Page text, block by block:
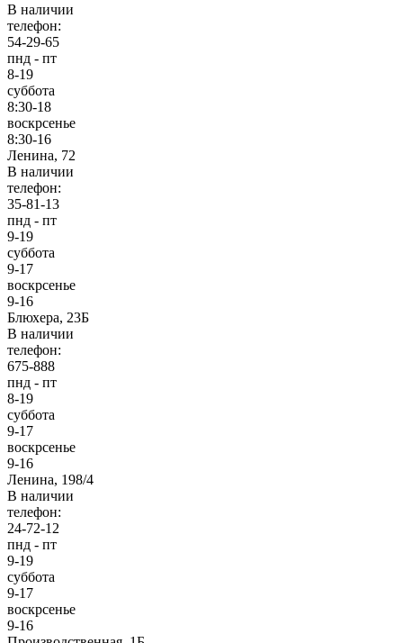
В наличии
телефон:
54-29-65
пнд - пт
8-19
суббота
8:30-18
воскрсенье
8:30-16
Ленина, 72
В наличии
телефон:
35-81-13
пнд - пт
9-19
суббота
9-17
воскрсенье
9-16
Блюхера, 23Б
В наличии
телефон:
675-888
пнд - пт
8-19
суббота
9-17
воскрсенье
9-16
Ленина, 198/4
В наличии
телефон:
24-72-12
пнд - пт
9-19
суббота
9-17
воскрсенье
9-16